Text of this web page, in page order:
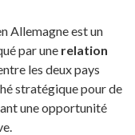
Allemagne est un
par une relation
les deux pays
stratégique pour de
une opportunité